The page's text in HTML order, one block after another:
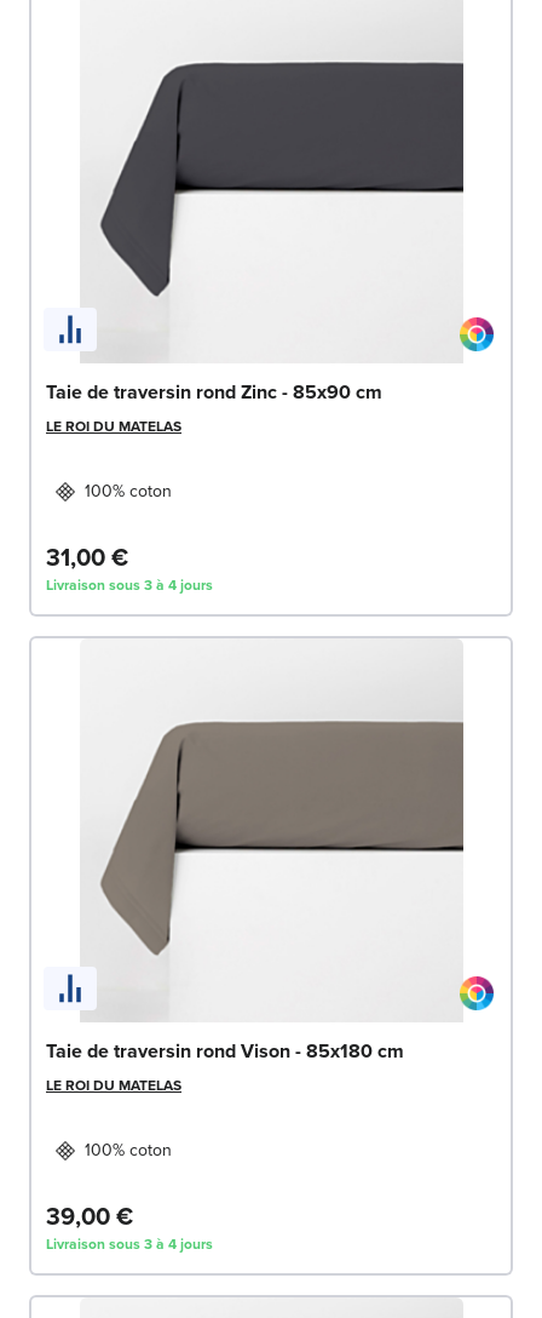
Taie de traversin rond Zinc - 85x90 cm
LE ROI DU MATELAS
100% coton
31,00 €
Livraison sous 3 à 4 jours
Taie de traversin rond Vison - 85x180 cm
LE ROI DU MATELAS
100% coton
39,00 €
Livraison sous 3 à 4 jours